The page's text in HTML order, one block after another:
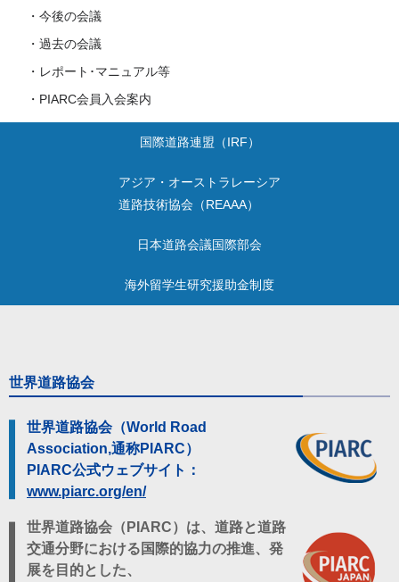
・今後の会議
・過去の会議
・レポート･マニュアル等
・PIARC会員入会案内
国際道路連盟（IRF）
アジア・オーストラレーシア
道路技術協会（REAAA）
日本道路会議国際部会
海外留学生研究援助金制度
世界道路協会
世界道路協会（World Road
Association,通称PIARC）
PIARC公式ウェブサイト：
www.piarc.org/en/
世界道路協会（PIARC）は、道路と道路
交通分野における国際的協力の推進、発
展を目的とした、